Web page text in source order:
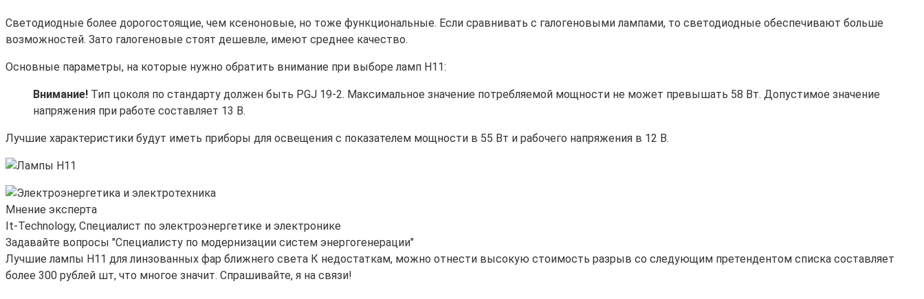
Светодиодные более дорогостоящие, чем ксеноновые, но тоже функциональные. Если сравнивать с галогеновыми лампами, то светодиодные обеспечивают больше
возможностей. Зато галогеновые стоят дешевле, имеют среднее качество.
Основные параметры, на которые нужно обратить внимание при выборе ламп Н11:
Внимание! Тип цоколя по стандарту должен быть PGJ 19-2. Максимальное значение потребляемой мощности не может превышать 58 Вт. Допустимое значение
напряжения при работе составляет 13 В.
Лучшие характеристики будут иметь приборы для освещения с показателем мощности в 55 Вт и рабочего напряжения в 12 В.
Мнение эксперта
It-Technology, Cпециалист по электроэнергетике и электронике
Задавайте вопросы "Специалисту по модернизации систем энергогенерации"
Лучшие лампы Н11 для линзованных фар ближнего света К недостаткам, можно отнести высокую стоимость разрыв со следующим претендентом списка составляет
более 300 рублей шт, что многое значит. Спрашивайте, я на связи!